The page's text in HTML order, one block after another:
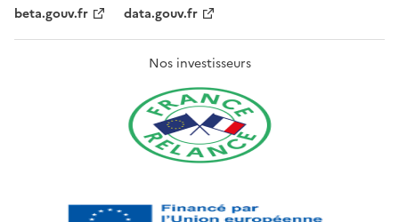
beta.gouv.fr
data.gouv.fr
Nos investisseurs